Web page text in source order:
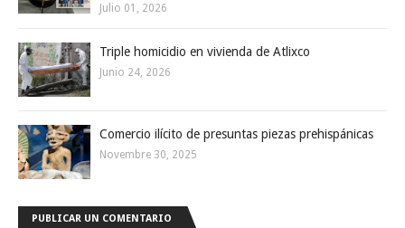
Julio 01, 2026
Triple homicidio en vivienda de Atlixco
Junio 24, 2026
Comercio ilícito de presuntas piezas prehispánicas
Novembre 30, 2025
PUBLICAR UN COMENTARIO